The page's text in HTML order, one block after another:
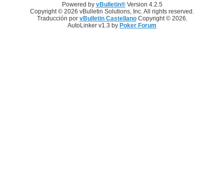
Powered by vBulletin®Version 4.2.5
Copyright © 2026 vBulletin Solutions, Inc. All rights reserved.
Traducción por vBulletin CastellanoCopyright © 2026.
AutoLinker v1.3 by Poker Forum